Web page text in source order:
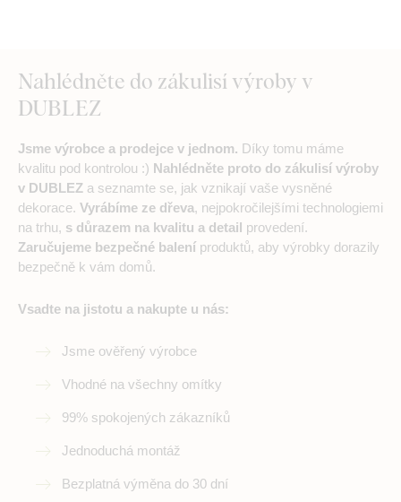
Nahlédněte do zákulisí výroby v
DUBLEZ
Jsme výrobce a prodejce v jednom. Díky tomu máme
kvalitu pod kontrolou :) Nahlédněte proto do zákulisí výroby
v DUBLEZ a seznamte se, jak vznikají vaše vysněné
dekorace. Vyrábíme ze dřeva, nejpokročilejšími technologiemi
na trhu, s důrazem na kvalitu a detail provedení.
Zaručujeme bezpečné balení produktů, aby výrobky dorazily
bezpečně k vám domů.
Vsadte na jistotu a nakupte u nás:
Jsme ověřený výrobce
Vhodné na všechny omítky
99% spokojených zákazníků
Jednoduchá montáž
Bezplatná výměna do 30 dní